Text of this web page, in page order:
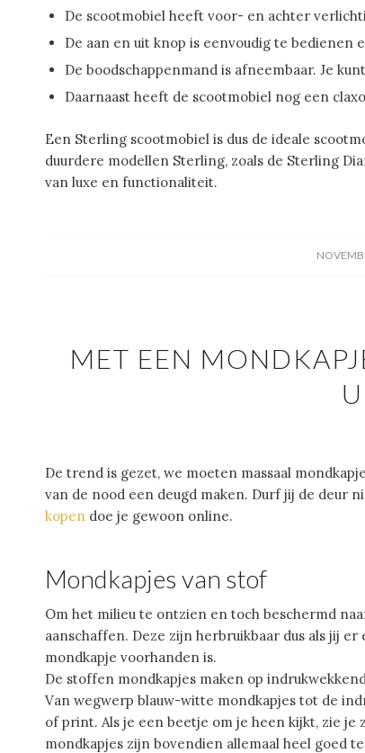
De scootmobiel heeft voor- en achter
De aan en uit knop is eenvoudig te bedienen
De boodschappenmand is afneembaar. Je
Daarnaast heeft de scootmobiel nog een
Een Sterling scootmobiel is dus de ideale
duurdere modellen Sterling, zoals de Sterling
van luxe en functionaliteit.
MET EEN
De trend is gezet, we moeten massaal
van de nood een deugd maken. Durf jij de deur
kopen doe je gewoon online.
Mondkapjes van stof
Om het milieu te ontzien en toch beschermd
aanschaffen. Deze zijn herbruikbaar dus als jij
mondkapje voorhanden is.
De stoffen mondkapjes maken op
Van wegwerp blauw-witte mondkapjes tot de
of print. Als je een beetje om je heen kijkt, zie
mondkapjes zijn bovendien allemaal heel goed